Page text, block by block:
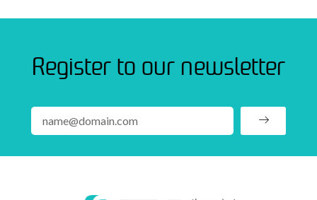
Register to our newsletter